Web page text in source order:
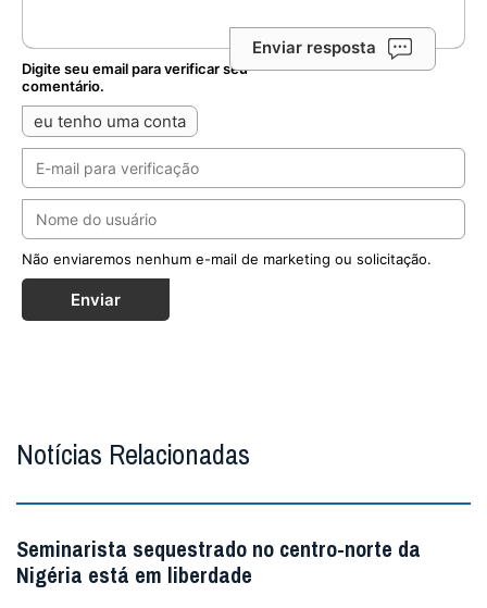
Enviar resposta
Digite seu email para verificar seu
comentário.
eu tenho uma conta
Não enviaremos nenhum e-mail de marketing ou solicitação.
Enviar
Notícias Relacionadas
Seminarista sequestrado no centro-norte da
Nigéria está em liberdade